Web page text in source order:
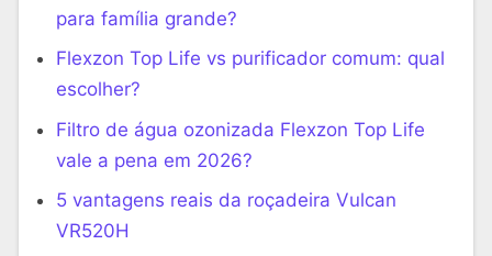
para família grande?
Flexzon Top Life vs purificador comum: qual
escolher?
Filtro de água ozonizada Flexzon Top Life
vale a pena em 2026?
5 vantagens reais da roçadeira Vulcan
VR520H